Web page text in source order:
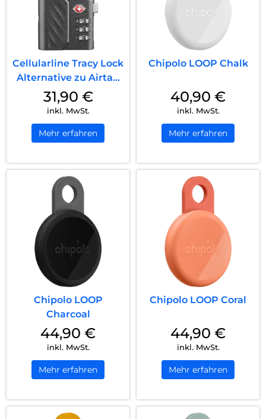
Cellularline Tracy Lock
Alternative zu Airtag
Schwarz
31,90 €
inkl. MwSt.
Mehr erfahren
Chipolo LOOP Chalk
40,90 €
inkl. MwSt.
Mehr erfahren
Chipolo LOOP
Charcoal
44,90 €
inkl. MwSt.
Mehr erfahren
Chipolo LOOP Coral
44,90 €
inkl. MwSt.
Mehr erfahren